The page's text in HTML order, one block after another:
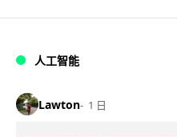
人工智能
Lawton 1 日